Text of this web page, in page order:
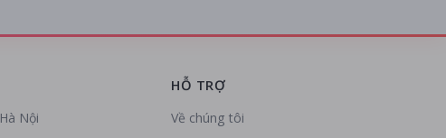
Hà Nội
HỖ TRỢ
Về chúng tôi